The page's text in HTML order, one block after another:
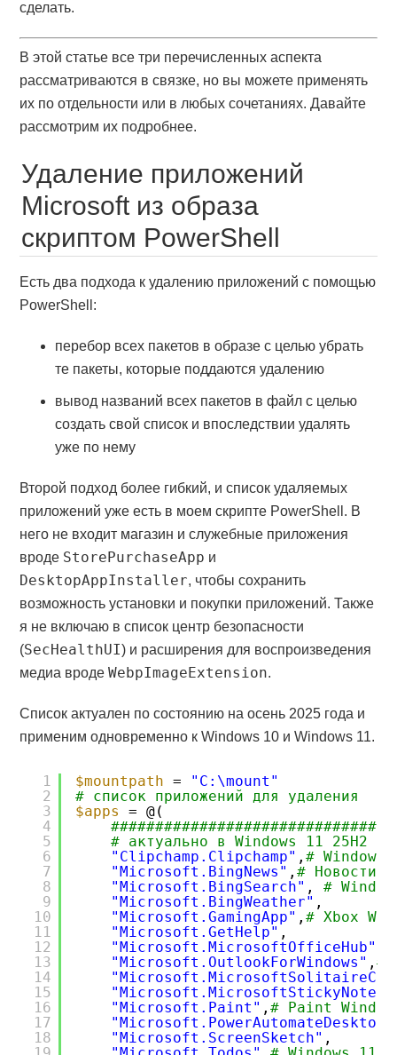
сделать.
В этой статье все три перечисленных аспекта
рассматриваются в связке, но вы можете применять
их по отдельности или в любых сочетаниях. Давайте
рассмотрим их подробнее.
Удаление приложений
Microsoft из образа
скриптом PowerShell
Есть два подхода к удалению приложений с помощью
PowerShell:
перебор всех пакетов в образе с целью убрать
те пакеты, которые поддаются удалению
вывод названий всех пакетов в файл с целью
создать свой список и впоследствии удалять
уже по нему
Второй подход более гибкий, и список удаляемых
приложений уже есть в моем скрипте PowerShell. В
него не входит магазин и служебные приложения
вроде StorePurchaseApp и
DesktopAppInstaller, чтобы сохранить
возможность установки и покупки приложений. Также
я не включаю в список центр безопасности
(SecHealthUI) и расширения для воспроизведения
медиа вродеWebpImageExtension.
Список актуален по состоянию на осень 2025 года и
применим одновременно к Windows 10 и Windows 11.
1
2
3
4
5
6
7
8
9
10
11
12
13
14
15
16
17
18
$mountpath = "C:\mount"
# список приложений для удаления
$apps
= @(
##############################
# актуально в Windows 11 25H2
"Clipchamp.Clipchamp" ,# Windows
"Microsoft.BingNews" ,# Новости
"Microsoft.BingSearch" , #
"Microsoft.BingWeather" ,
"Microsoft.GamingApp" ,# Xbox
"Microsoft.GetHelp" ,
"Microsoft.MicrosoftOfficeHub"
"Microsoft.OutlookForWindows" ,#
"Microsoft.MicrosoftStickyNotes"
"Microsoft.Paint" ,# Paint
"Microsoft.PowerAutomateDesktop"
"Microsoft.ScreenSketch" ,